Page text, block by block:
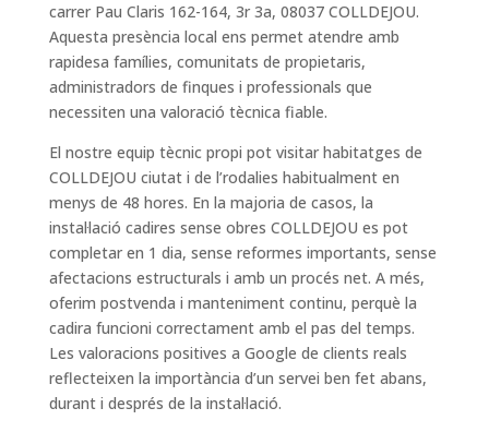
carrer Pau Claris 162-164, 3r 3a, 08037 COLLDEJOU.
Aquesta presència local ens permet atendre amb
rapidesa famílies, comunitats de propietaris,
administradors de finques i professionals que
necessiten una valoració tècnica fiable.
El nostre equip tècnic propi pot visitar habitatges de
COLLDEJOU ciutat i de l’rodalies habitualment en
menys de 48 hores. En la majoria de casos, la
instal·lació cadires sense obres COLLDEJOU es pot
completar en 1 dia, sense reformes importants, sense
afectacions estructurals i amb un procés net. A més,
oferim postvenda i manteniment continu, perquè la
cadira funcioni correctament amb el pas del temps.
Les valoracions positives a Google de clients reals
reflecteixen la importància d’un servei ben fet abans,
durant i després de la instal·lació.